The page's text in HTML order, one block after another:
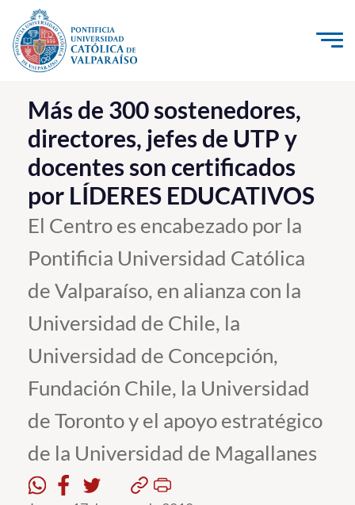
Click acá para ir directamente al contenido
La Universidad
Investigación, Creación e Innovación
PUCV Internacional
Vinculación con el Medio
Admisión
Pregrado
Postgrado
Formación Continua
Estudiantes
Académicos
Funcionarios
Alumni
Más de 300 sostenedores,
directores, jefes de UTP y
docentes son certificados
por LÍDERES EDUCATIVOS
El Centro es encabezado por la
Pontificia Universidad Católica
de Valparaíso, en alianza con la
Universidad de Chile, la
Universidad de Concepción,
Fundación Chile, la Universidad
de Toronto y el apoyo estratégico
de la Universidad de Magallanes